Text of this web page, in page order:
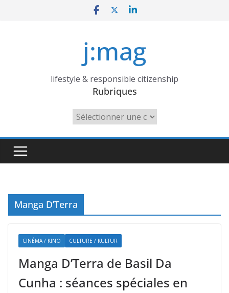
j:mag
lifestyle & responsible citizenship
Rubriques
Rubriques
Manga D’Terra
CINÉMA / KINO CULTURE / KULTUR
Manga D’Terra de Basil Da
Cunha : séances spéciales en